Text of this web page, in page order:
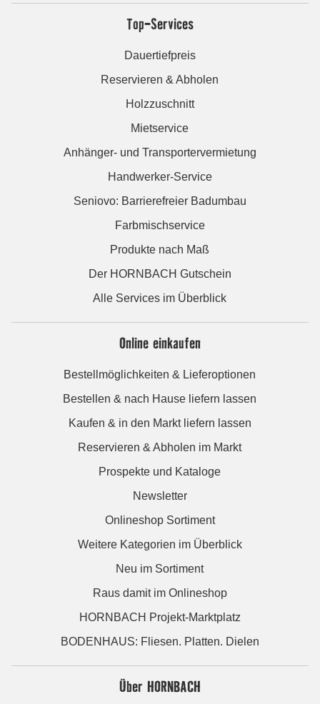
Top-Services
Dauertiefpreis
Reservieren & Abholen
Holzzuschnitt
Mietservice
Anhänger- und Transportervermietung
Handwerker-Service
Seniovo: Barrierefreier Badumbau
Farbmischservice
Produkte nach Maß
Der HORNBACH Gutschein
Alle Services im Überblick
Online einkaufen
Bestellmöglichkeiten & Lieferoptionen
Bestellen & nach Hause liefern lassen
Kaufen & in den Markt liefern lassen
Reservieren & Abholen im Markt
Prospekte und Kataloge
Newsletter
Onlineshop Sortiment
Weitere Kategorien im Überblick
Neu im Sortiment
Raus damit im Onlineshop
HORNBACH Projekt-Marktplatz
BODENHAUS: Fliesen. Platten. Dielen
Über HORNBACH